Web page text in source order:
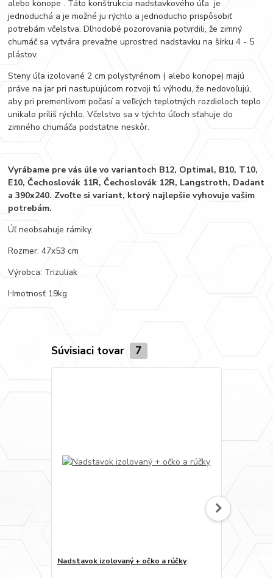
alebo konope . Táto konštrukcia nadstavkového úľa je
jednoduchá a je možné ju rýchlo a jednoducho prispôsobiť
potrebám včelstva. Dlhodobé pozorovania potvrdili, že zimný
chumáč sa vytvára prevažne uprostred nadstavku na šírku 4 - 5
plástov.
Steny úľa izolované 2 cm polystyrénom ( alebo konope) majú
práve na jar pri nastupujúcom rozvoji tú výhodu, že nedovoľujú,
aby pri premenlivom počasí a veľkých teplotných rozdieloch teplo
unikalo príliš rýchlo. Včelstvo sa v týchto úľoch sťahuje do
zimného chumáča podstatne neskôr.
Vyrábame pre vás úle vo variantoch B12, Optimal, B10, T10,
E10, Čechoslovák 11R, Čechoslovák 12R, Langstroth, Dadant
a 390x240. Zvoľte si variant, ktorý najlepšie vyhovuje vašim
potrebám.
Úľ neobsahuje rámiky.
Rozmer: 47x53 cm
Výrobca: Trizuliak
Hmotnosť 19kg
Súvisiaci tovar 7
Nadstavok izolovaný + očko a rúčky